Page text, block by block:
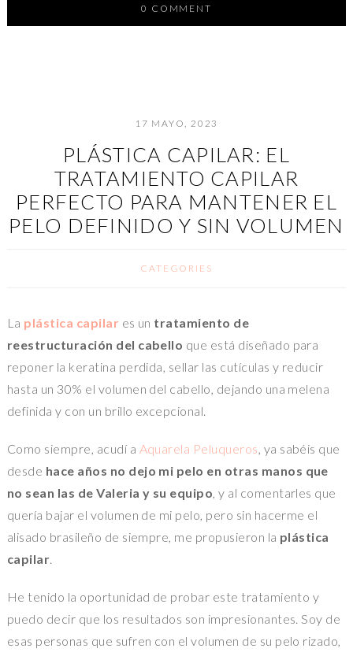
0 COMMENT
17 MAYO, 2023
PLÁSTICA CAPILAR: EL
TRATAMIENTO CAPILAR
PERFECTO PARA MANTENER EL
PELO DEFINIDO Y SIN VOLUMEN
CATEGORIES
La plástica capilar es un tratamiento de
reestructuración del cabello que está diseñado para
reponer la keratina perdida, sellar las cutículas y reducir
hasta un 30% el volumen del cabello, dejando una melena
definida y con un brillo excepcional.
Como siempre, acudí a Aquarela Peluqueros , ya sabéis que
desde hace años no dejo mi pelo en otras manos que
no sean las de Valeria y su equipo , y al comentarles que
quería bajar el volumen de mi pelo, pero sin hacerme el
alisado brasileño de siempre, me propusieron la plástica
capilar
He tenido la oportunidad de probar este tratamiento y
puedo decir que los resultados son impresionantes. Soy de
esas personas que sufren con el volumen de su pelo rizado,